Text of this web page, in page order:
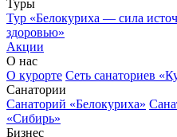
Туры
Тур «Белокуриха — сила
здоровью»
Акции
О нас
О курорте Сеть санаториев
Санатории
Санаторий «Белокуриха»
«Сибирь»
Бизнес